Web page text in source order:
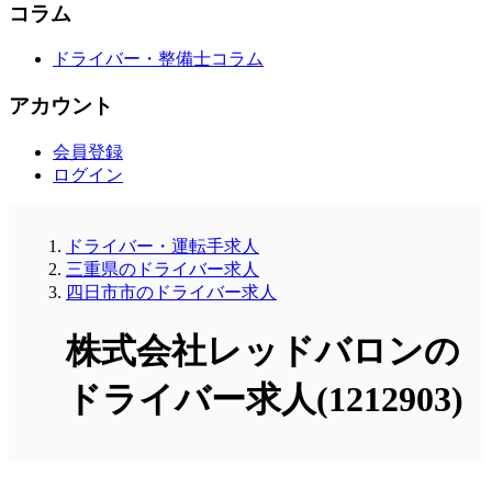
コラム
ドライバー・整備士コラム
アカウント
会員登録
ログイン
ドライバー・運転手求人
三重県のドライバー求人
四日市市のドライバー求人
株式会社レッドバロンの
ドライバー求人(1212903)